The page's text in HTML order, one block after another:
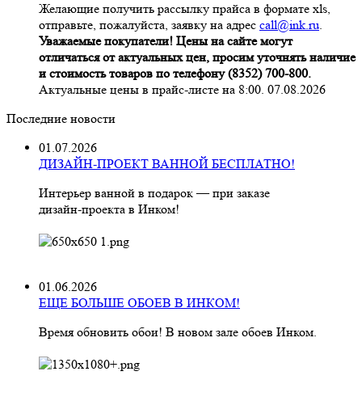
Желающие получить рассылку прайса в формате xls,
отправьте, пожалуйста, заявку на адрес call@ink.ru.
Уважаемые покупатели! Цены на сайте могут
отличаться от актуальных цен, просим уточнять наличие
и стоимость товаров по телефону (8352) 700-800.
Актуальные цены в прайс-листе на 8:00. 07.08.2026
Последние новости
01.07.2026
ДИЗАЙН-ПРОЕКТ ВАННОЙ БЕСПЛАТНО!
Интерьер ванной в подарок — при заказе
дизайн‑проекта в Инком!
01.06.2026
ЕЩЕ БОЛЬШЕ ОБОЕВ В ИНКОМ!
Время обновить обои! В новом зале обоев Инком.